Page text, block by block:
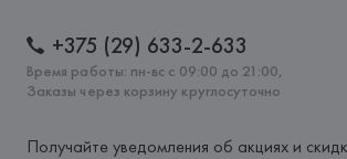
+375 (29) 633-2-633
Время работы: пн-вс с 09:00 до 21:00,
Заказы через корзину круглосуточно
Получайте уведомления об акциях и